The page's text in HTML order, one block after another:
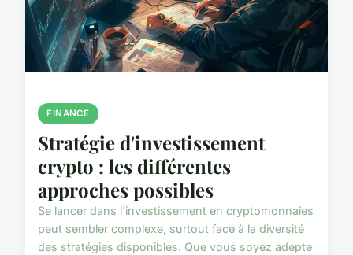
FINANCE
Stratégie d'investissement
crypto : les différentes
approches possibles
Se lancer dans l'investissement en cryptomonnaies
peut sembler complexe, surtout face à la diversité
des stratégies disponibles. Que vous soyez adepte